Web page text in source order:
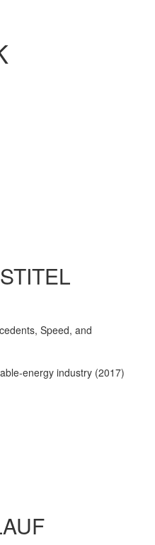
Speed, and
energy industry (2017)